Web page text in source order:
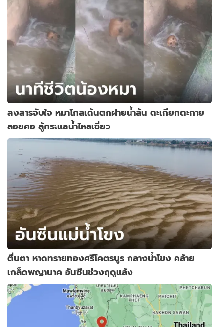
สงสารจับใจ หมาโกลเด้นตกฝายน้ำล้น ตะเกียกตะกาย
ลอยคอ สู้กระแสน้ำไหลเชี่ยว
ตื่นตา หาดทรายทองศรีโคตรบูร กลางน้ำโขง คล้าย
เกล็ดพญานาค อันซีนช่วงฤดูแล้ง